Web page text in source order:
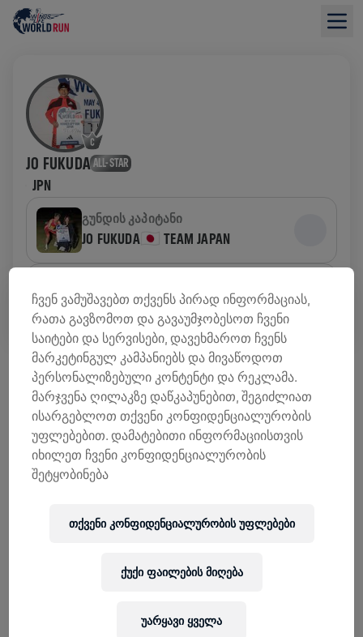
JO FUKUDA ALL-STAR
JPN
ᲒᲣᲜᲓᲘᲡ ᲙᲐᲞᲘᲢᲐᲜᲘ
JO FUKUDA🇯🇵 TEAM JAPAN
JO FUKUDA🇯🇵 TEAM JAPAN
ᲤᲝᲜᲓᲔᲑᲘᲡ ᲛᲝᲫᲘᲔᲑᲘᲡ ᲛᲘᲛᲝᲮᲘᲚᲕᲐ
0,00 US$ ᲨᲔᲒᲠᲝᲕᲓᲐ 0,00 US$ ᲛᲘᲖᲐᲜᲘ
ᲨᲔᲛᲝᲬᲘᲠᲣᲚᲔᲑᲔᲑᲘ ᲒᲐᲓᲐᲠᲘᲪᲮᲔ ᲗᲐᲜᲮᲐ
შემოწირულების 100% ხმარდება ზურგის ტვინის
ᲘᲡᲢᲝᲠᲘᲐ
WINGS FOR LIFE WORLD RUN 2026
ჩვენ ვამუშავებთ თქვენს პირად ინფორმაციას,
რათა გავზომოთ და გავაუმჯობესოთ ჩვენი
საიტები და სერვისები, დავეხმაროთ ჩვენს
მარკეტინგულ კამპანიებს და მივაწოდოთ
პერსონალიზებული კონტენტი და რეკლამა.
მარჯვენა ღილაკზე დაწკაპუნებით, შეგიძლიათ
ისარგებლოთ თქვენი კონფიდენციალურობის
უფლებებით. დამატებითი ინფორმაციისთვის
იხილეთ ჩვენი კონფიდენციალურობის
შეტყობინება
თქვენი კონფიდენციალურობის უფლებები
უარყავი ყველა
ქუქი ფაილების მიღება